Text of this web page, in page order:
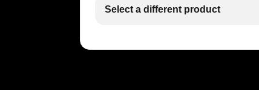
Select a different product